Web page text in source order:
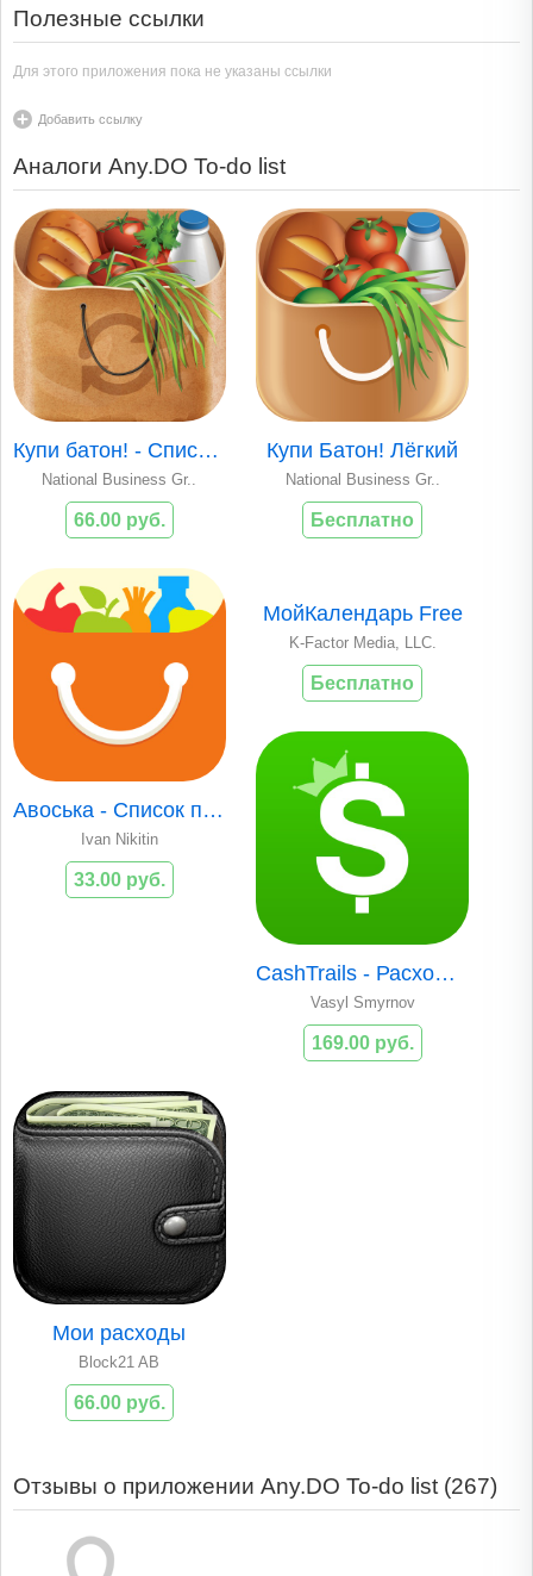
Полезные ссылки
Для этого приложения пока не указаны ссылки
Добавить ссылку
Аналоги Any.DO To-do list
Купи батон! - Список покупок
National Business Gr..
66.00 руб.
Купи Батон! Лёгкий
National Business Gr..
Бесплатно
Авоська - Список покупок
Ivan Nikitin
33.00 руб.
МойКалендарь Free
K-Factor Media, LLC.
Бесплатно
CashTrails - Расходы и доходы
Vasyl Smyrnov
169.00 руб.
Мои расходы
Block21 AB
66.00 руб.
Отзывы о приложении Any.DO To-do list (267)